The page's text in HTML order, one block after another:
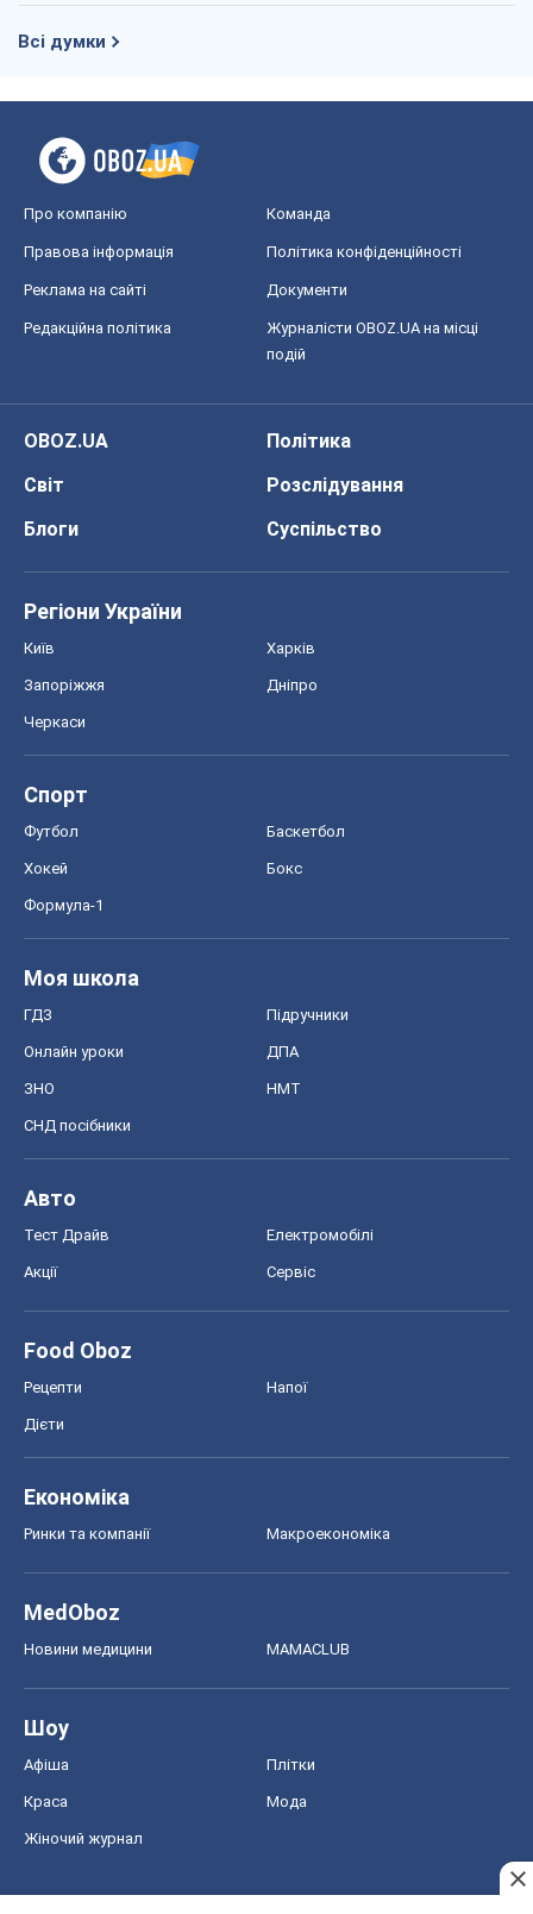
Всі думки
Про компанію Команда
Правова інформація Політика конфіденційності
Реклама на сайті Документи
Редакційна політика
Журналісти OBOZ.UA на місці
подій
OBOZ.UA
Політика
Світ
Розслідування
Блоги
Суспільство
Регіони України
Київ Харків
Запоріжжя Дніпро
Черкаси
Спорт
Футбол Баскетбол
Хокей Бокс
Формула-1
Моя школа
ГДЗ Підручники
Онлайн уроки ДПА
ЗНО НМТ
СНД посібники
Авто
Тест Драйв Електромобілі
Акції Сервіс
Food Oboz
Рецепти Напої
Дієти
Економіка
Ринки та компанії Макроекономіка
MedOboz
Новини медицини MAMACLUB
Шоу
Афіша Плітки
Краса Мода
Жіночий журнал